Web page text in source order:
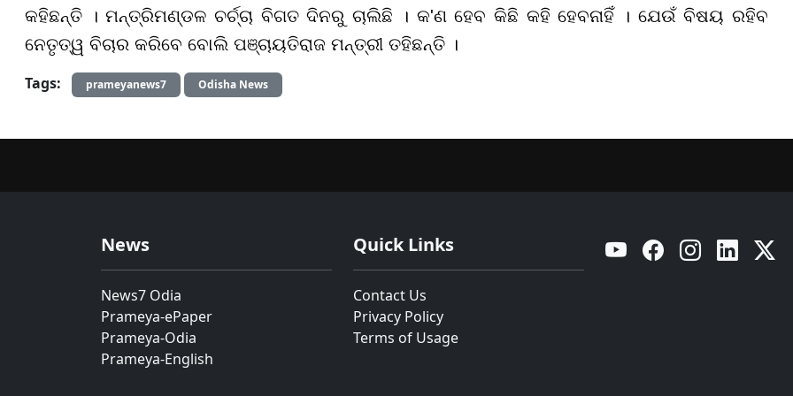
କହିଛନ୍ତି ।ମନ୍ତ୍ରିମଣ୍ଡଳ ଚର୍ଚ୍ଚା ବିଗତ ଦିନରୁ ଚାଲିଛି । କ'ଣ ହେବ କିଛି କହି ହେବନାହିଁ । ଯେଉଁ ବିଷୟ ରହିବ
ନେତୃତ୍ୱ ବିଚାର କରିବେ ବୋଲି ପଞ୍ଚାୟତିରାଜ ମନ୍ତ୍ରୀ ତହିଛନ୍ତି ।
Tags:
prameyanews7 Odisha News
News
News7 Odia
Prameya-ePaper
Prameya-Odia
Prameya-English
Quick Links
Contact Us
Privacy Policy
Terms of Usage
YouTube Facebook Instagram